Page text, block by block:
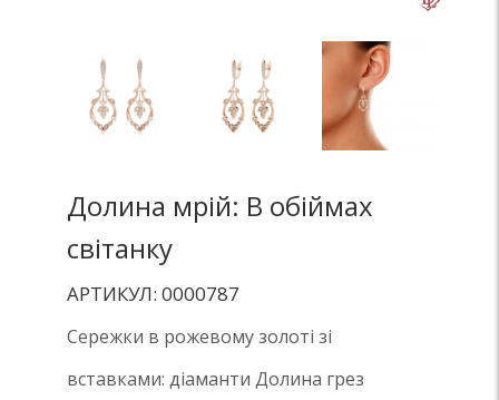
Долина мрій: В обіймах
світанку
АРТИКУЛ: 0000787
Сережки в рожевому золоті зі
вставками: діаманти Долина грез